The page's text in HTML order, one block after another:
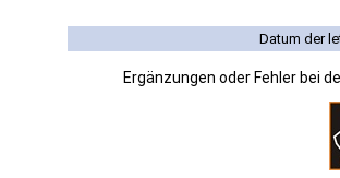
Datum der
Ergänzungen oder Fehler bei